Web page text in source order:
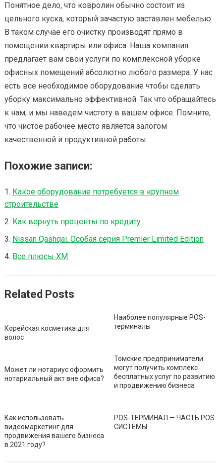
Понятное дело, что ковролин обычно состоит из
цельного куска, который зачастую заставлен мебелью.
В таком случае его очистку производят прямо в
помещении квартиры или офиса. Наша компания
предлагает вам свои услуги по комплексной уборке
офисных помещений абсолютно любого размера. У нас
есть все необходимое оборудование чтобы сделать
уборку максимально эффективной. Так что обращайтесь
к нам, и мы наведем чистоту в вашем офисе. Помните,
что чистое рабочее место является залогом
качественной и продуктивной работы.
Похожие записи:
Какое оборудование потребуется в крупном
строительстве
Как вернуть проценты по кредиту
Nissan Qashqai. Особая серия Premier Limited Edition
Все плюсы XM
Related Posts
Корейская косметика для
волос
Наиболее популярные POS-
терминалы
Может ли нотариус оформить
нотариальный акт вне офиса?
Томские предприниматели
могут получить комплекс
бесплатных услуг по развитию
и продвижению бизнеса
Как использовать
видеомаркетинг для
продвижения вашего бизнеса
в 2021 году?
POS-ТЕРМИНАЛ — ЧАСТЬ POS-
СИСТЕМЫ